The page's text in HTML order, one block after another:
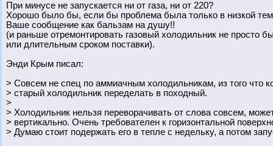
При минусе не запускается ни от газа, ни от 220?
Хорошо было бы, если бы проблема была только в низкой
Ваше сообщение как бальзам на душу!!
(и раньше отремонтировать газовый холодильник не просто
или длительным сроком поставки).
Энди Крым писал:
> Совсем не спец по аммиачным холодильникам, из того что
> старый холодильник переделать в походный.
>
> Холодильник нельзя переворачивать от слова совсем,
> вертикально. Очень требователен к горизонтальной
> Думаю стоит подержать его в тепле с недельку, а потом